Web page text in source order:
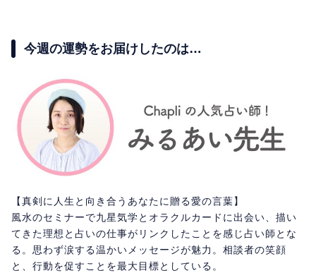
今週の運勢をお届けしたのは…
【真剣に人生と向き合うあなたに贈る愛の言葉】
風水のセミナーで九星気学とオラクルカードに出会い、描い
てきた理想と占いの仕事がリンクしたことを感じ占い師とな
る。思わず涙する温かいメッセージが魅力。相談者の笑顔
と、行動を促すことを最大目標としている。